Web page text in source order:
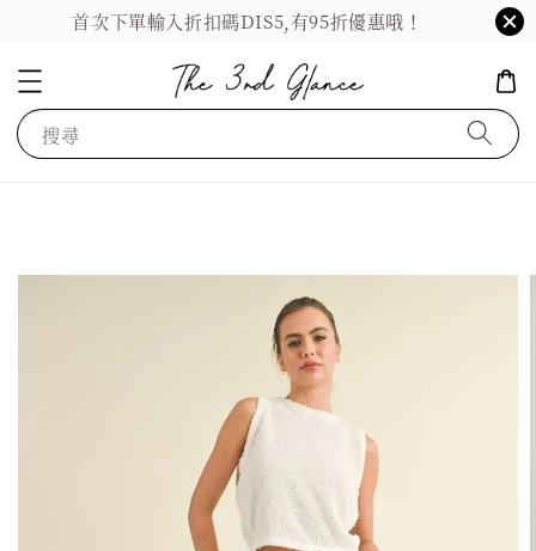
首次下單輸入折扣碼DIS5,有95折優惠哦！
搜尋